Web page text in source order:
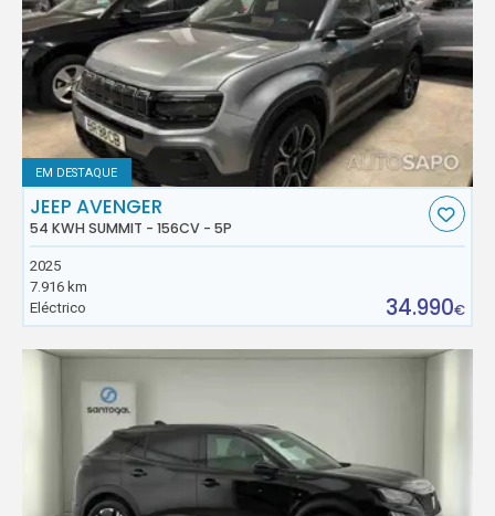
EM DESTAQUE
JEEP AVENGER
54 KWH SUMMIT - 156CV - 5P
2025
7.916 km
Eléctrico
34.990€